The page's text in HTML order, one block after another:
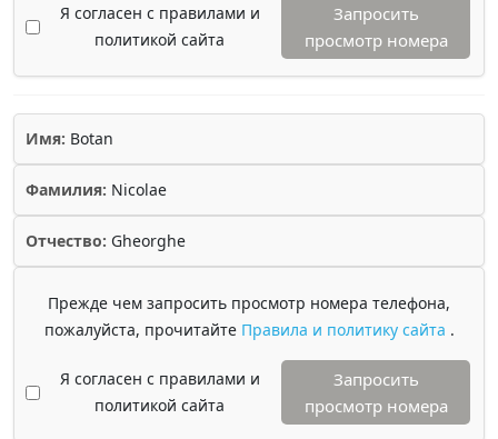
Я согласен с правилами и
политикой сайта
Запросить
просмотр номера
Имя: Botan
Фамилия: Nicolae
Отчество: Gheorghe
Прежде чем запросить просмотр номера телефона,
пожалуйста, прочитайте Правила и политику сайта .
Я согласен с правилами и
политикой сайта
Запросить
просмотр номера